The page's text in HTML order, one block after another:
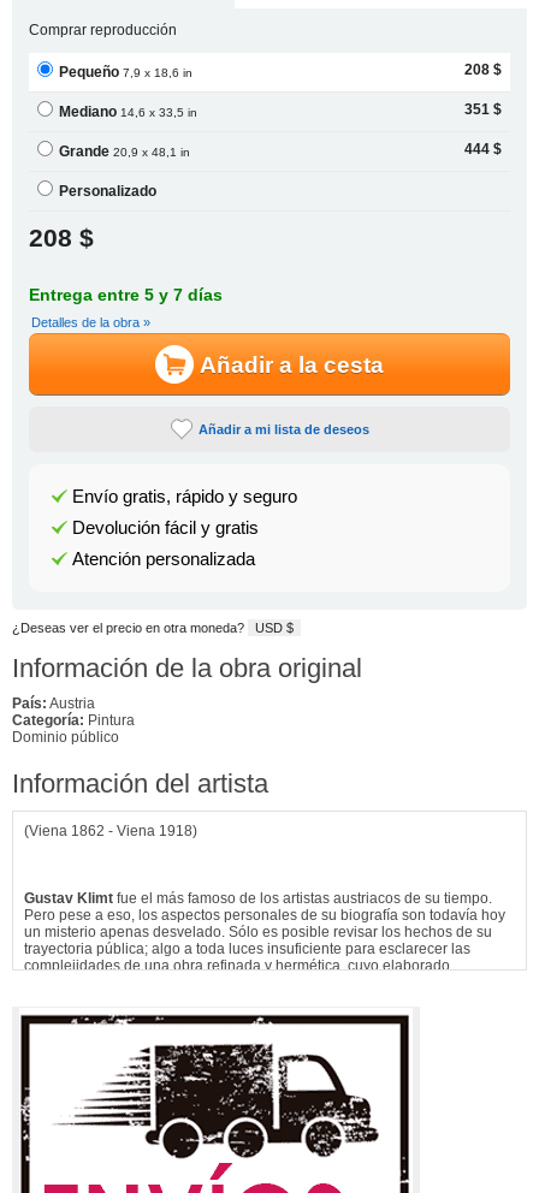
Comprar reproducción
Pequeño7,9 x 18,6 in 208 $
Mediano14,6 x 33,5 in 351 $
Grande20,9 x 48,1 in 444 $
Personalizado
208 $
Entrega entre 5 y 7 días
Detalles de la obra »
Añadir a la cesta
Añadir a mi lista de deseos
Envío gratis, rápido y seguro
Devolución fácil y gratis
Atención personalizada
¿Deseas ver el precio en otra moneda? USD $
Información de la obra original
País: Austria
Categoría: Pintura
Dominio público
Información del artista
(Viena 1862 - Viena 1918)
Gustav Klimt fue el más famoso de los artistas austriacos de su tiempo.
Pero pese a eso, los aspectos personales de su biografía son todavía hoy
un misterio apenas desvelado. Sólo es posible revisar los hechos de su
trayectoria pública; algo a toda luces insuficiente para esclarecer las
complejidades de una obra refinada y hermética, cuyo elaborado
Ver más información de